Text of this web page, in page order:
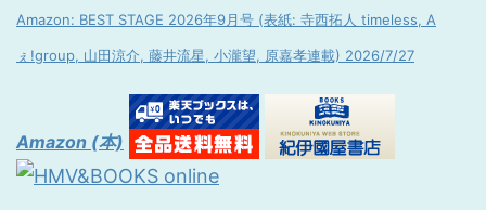
Amazon: BEST STAGE 2026年9月号 (表紙: 寺西拓人 timeless, A
ぇ!group, 山田涼介, 藤井流星, 小瀧望, 原嘉孝連載) 2026/7/27
Amazon (本)